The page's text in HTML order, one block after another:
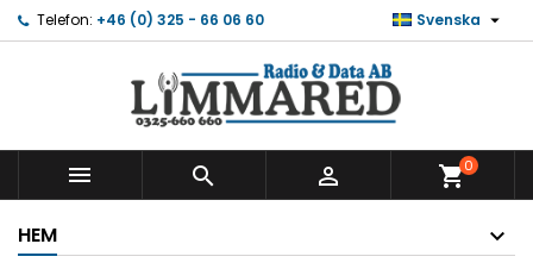
Telefon: +46 (0) 325 - 66 06 60 Svenska 
   shopping_cart0
HEM